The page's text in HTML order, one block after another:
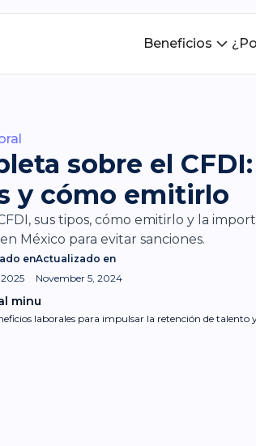
Beneficios
sobre el
y cómo emitirlo
sus tipos, cómo emitirlo y la
México para evitar sanciones.
enActualizado en
November 5, 2024
minu
laborales para impulsar la retención de talento